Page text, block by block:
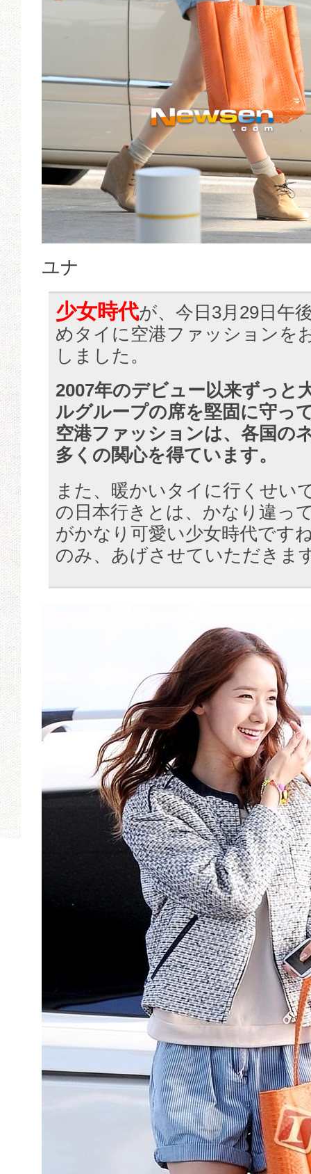
ユナ
少女時代が、今日3月29日午
めタイに空港ファッションを
しました。
2007年のデビュー以来ずっと
ルグループの席を堅固に守っ
空港ファッションは、各国の
多くの関心を得ています。
また、暖かいタイに行くせい
の日本行きとは、かなり違っ
がかなり可愛い少女時代です
のみ、あげさせていただきま